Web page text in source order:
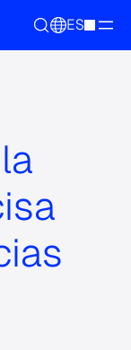
ES